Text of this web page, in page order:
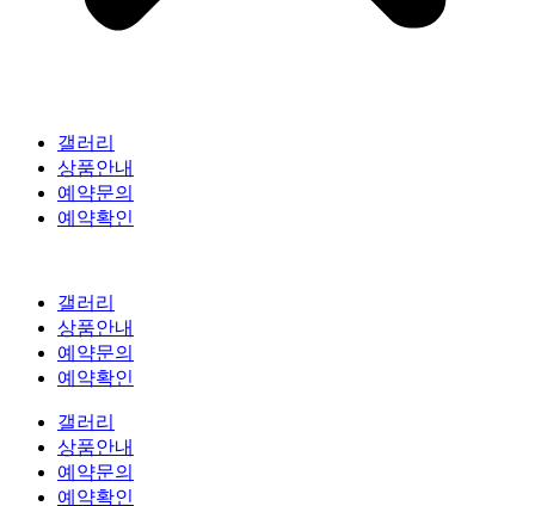
갤러리
상품안내
예약문의
예약확인
갤러리
상품안내
예약문의
예약확인
갤러리
상품안내
예약문의
예약확인